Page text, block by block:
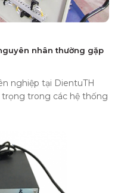
nhân thường gặp
nghiệp tại DientuTH
trọng trong các hệ thống